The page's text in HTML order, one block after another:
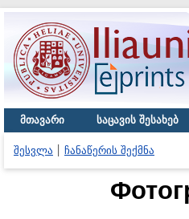
მთავარი საცავის შესახებ
შესვლა ჩანაწერის შექმნა